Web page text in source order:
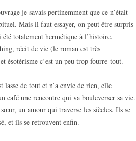
je savais pertinemment que ce n’était
Mais il faut essayer, on peut être surpris
totalement hermétique à l’histoire.
récit de vie (le roman est très
ésotérisme c’est un peu trop fourre-tout.
de tout et n’a envie de rien, elle
café une rencontre qui va bouleverser sa vie.
un amour qui traverse les siècles. Ils se
et ils se retrouvent enfin.